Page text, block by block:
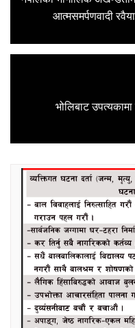
आत्मसमर्पणवादी
भोलिबाट